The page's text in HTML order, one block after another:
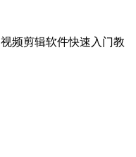
视频剪辑软件快速入门教